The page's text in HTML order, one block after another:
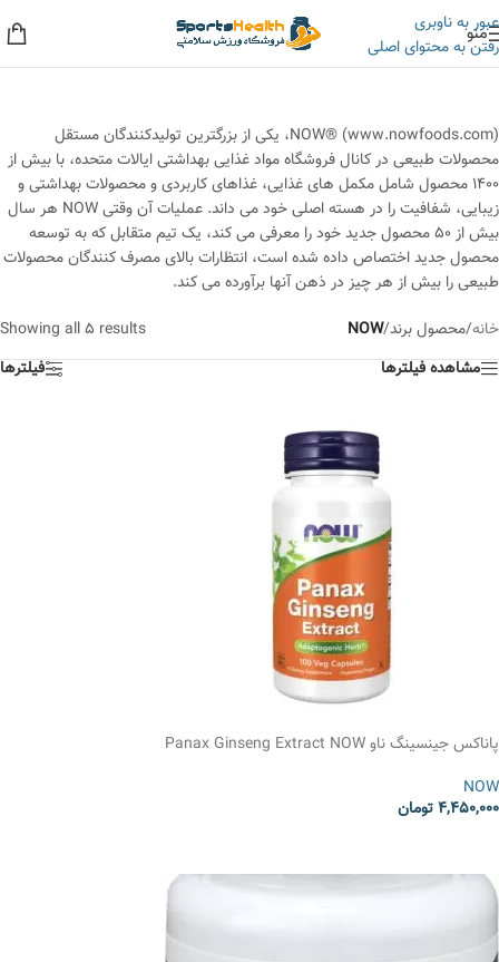
عبور به ناوبری
رفتن به محتوای اصلی
منو
NOW® (www.nowfoods.com)، یکی از بزرگترین تولیدکنندگان مستقل
محصولات طبیعی در کانال فروشگاه مواد غذایی بهداشتی ایالات متحده، با بیش از
1400 محصول شامل مکمل های غذایی، غذاهای کاربردی و محصولات بهداشتی و
زیبایی، شفافیت را در هسته اصلی خود می داند. عملیات آن وقتی NOW هر سال
بیش از 50 محصول جدید خود را معرفی می کند، یک تیم متقابل که به توسعه
محصول جدید اختصاص داده شده است، انتظارات بالای مصرف کنندگان محصولات
طبیعی را بیش از هر چیز در ذهن آنها برآورده می کند.
خانه/محصول برند/
NOW
Showing all 5 results
مشاهده فیلترها
فیلترها
پاناکس جینسینگ ناو Panax Ginseng Extract NOW
NOW
4,450,000تومان